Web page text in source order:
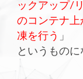
ックアップ/
のコンテナ
凍を行う 」
というものに